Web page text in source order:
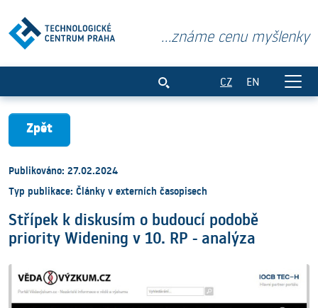
...známe cenu myšlenky
CZ EN
Zpět
Publikováno: 27.02.2024
Typ publikace: Články v externích časopisech
Střípek k diskusím o budoucí podobě
priority Widening v 10. RP - analýza